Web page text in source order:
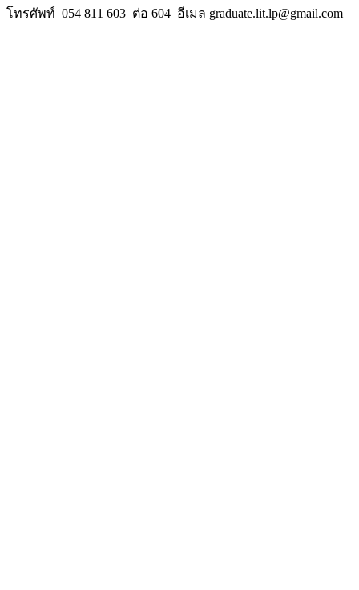
โทรศัพท์ 054 811 603 ต่อ 604 อีเมล graduate.lit.lp@gmail.com